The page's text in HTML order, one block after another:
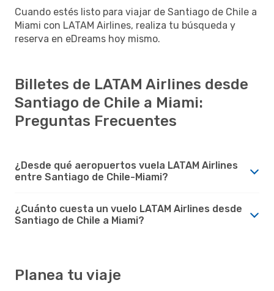
Cuando estés listo para viajar de Santiago de Chile a
Miami con LATAM Airlines, realiza tu búsqueda y
reserva en eDreams hoy mismo.
Billetes de LATAM Airlines desde
Santiago de Chile a Miami:
Preguntas Frecuentes
¿Desde qué aeropuertos vuela LATAM Airlines
entre Santiago de Chile-Miami?
¿Cuánto cuesta un vuelo LATAM Airlines desde
Santiago de Chile a Miami?
Planea tu viaje